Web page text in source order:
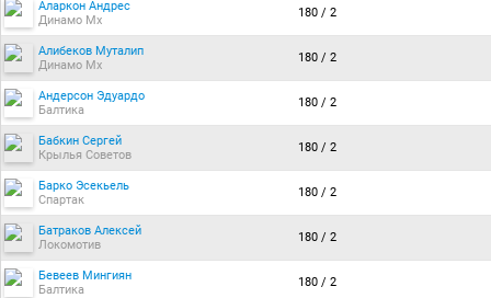
Аларкон Андрес
Динамо Мх
180 / 2
Алибеков Муталип
Динамо Мх
180 / 2
Андерсон Эдуардо
Балтика
180 / 2
Бабкин Сергей
Крылья Советов
180 / 2
Барко Эсекьель
Спартак
180 / 2
Батраков Алексей
Локомотив
180 / 2
Бевеев Мингиян
Балтика
180 / 2